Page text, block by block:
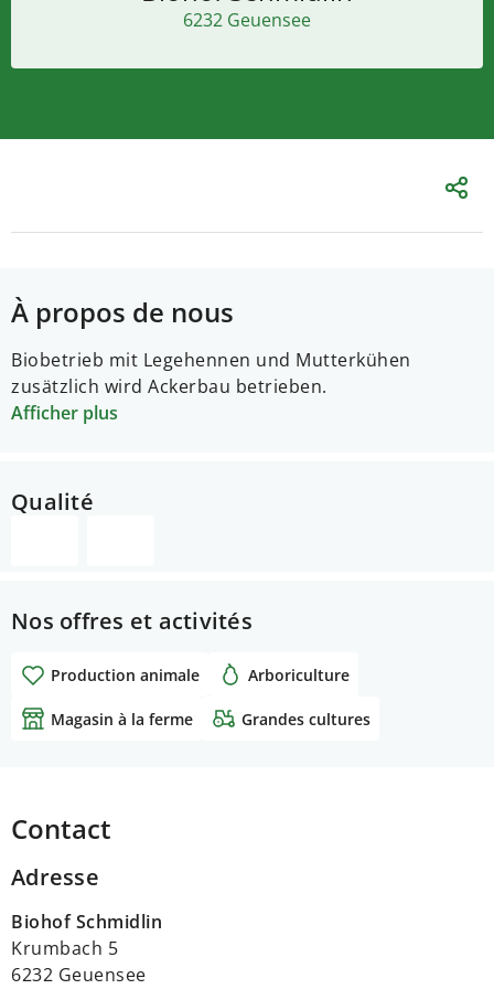
6232 Geuensee
À propos de nous
Biobetrieb mit Legehennen und Mutterkühen
zusätzlich wird Ackerbau betrieben.
Afficher plus
Qualité
Nos offres et activités
Production animale Arboriculture
Magasin à la ferme Grandes cultures
Contact
Adresse
Biohof Schmidlin
Krumbach 5
6232 Geuensee